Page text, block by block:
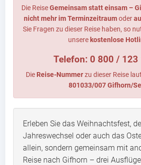
Die ReiseGemeinsam statt einsam –
nicht mehr im Terminzeitraumoder
Sie Fragen zu dieser Reise haben, so
unsere kostenlose
Telefon: 0 800 / 123
Die Reise-Nummerzu dieser Reise
801033/007 Gifhorn/
Erleben Sie das Weihnachtsfest,
Jahreswechsel oder auch das
allein, sondern gemeinsam mit
Reise nach Gifhorn – drei